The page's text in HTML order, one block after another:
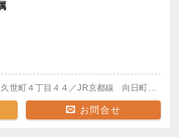
世町４丁目４４ ／JR京都線 向日町駅/桂川駅
お問合せ